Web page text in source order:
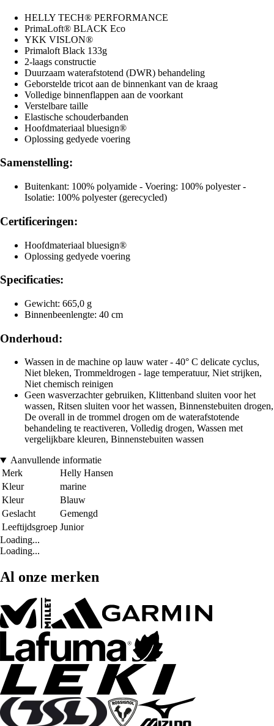
HELLY TECH® PERFORMANCE
PrimaLoft® BLACK Eco
YKK VISLON®
Primaloft Black 133g
2-laags constructie
Duurzaam waterafstotend (DWR) behandeling
Geborstelde tricot aan de binnenkant van de kraag
Volledige binnenflappen aan de voorkant
Verstelbare taille
Elastische schouderbanden
Hoofdmateriaal bluesign®
Oplossing gedyede voering
Samenstelling:
Buitenkant: 100% polyamide - Voering: 100% polyester -
Isolatie: 100% polyester (gerecycled)
Certificeringen:
Hoofdmateriaal bluesign®
Oplossing gedyede voering
Specificaties:
Gewicht: 665,0 g
Binnenbeenlengte: 40 cm
Onderhoud:
Wassen in de machine op lauw water - 40° C delicate cyclus,
Niet bleken, Trommeldrogen - lage temperatuur, Niet strijken,
Niet chemisch reinigen
Geen wasverzachter gebruiken, Klittenband sluiten voor het
wassen, Ritsen sluiten voor het wassen, Binnenstebuiten drogen,
De overall in de trommel drogen om de waterafstotende
behandeling te reactiveren, Volledig drogen, Wassen met
vergelijkbare kleuren, Binnenstebuiten wassen
Aanvullende informatie
Merk
Helly Hansen
Kleur
marine
Kleur
Blauw
Geslacht
Gemengd
Leeftijdsgroep Junior
Loading...
Loading...
Al onze merken